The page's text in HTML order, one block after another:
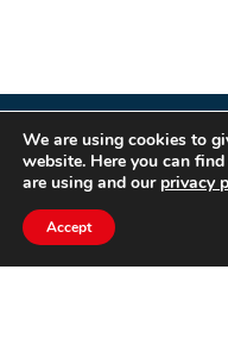
COPYRIGHT
IMPRINT|TERMS
We are using cookies to
website. Here you can
are using and our privacy
Accept